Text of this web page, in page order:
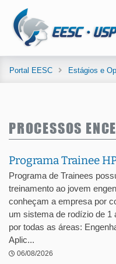
Portal EESC Estágios e
PROCESSOS
Programa Trainee
Programa de Trainees
treinamento ao jovem
conheçam a empresa por
um sistema de rodízio de 1
por todas as áreas:
Aplic...
06/08/2026